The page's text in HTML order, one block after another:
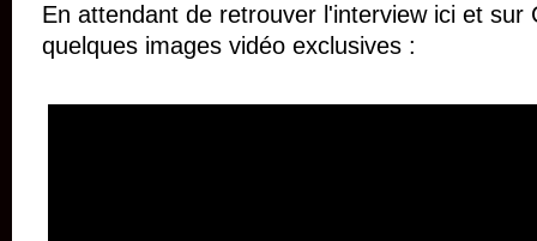
En attendant de retrouver l'interview ici et sur
quelques images vidéo exclusives :